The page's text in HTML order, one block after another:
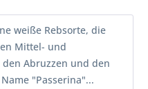
weiße Rebsorte, die
Mittel- und
Abruzzen und den
"Passerina"...